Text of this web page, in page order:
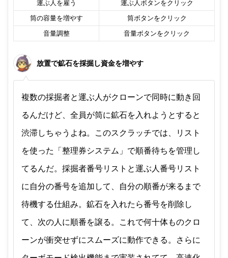
運ぶ人を雇う
運ぶ人ボタンをクリック
筒の容量を増やす
筒ボタンをクリック
音量調整
音量ボタンをクリック
放置で鉱石を採掘し資金を増やす
複数の採掘者と運ぶ人がクローンで同時に動き回
るんだけど、全員が筒に鉱石を入れようとすると
渋滞しちゃうよね。このスクラッチでは、リスト
を使った「整理券システム」で順番待ちを管理し
てるんだ。採掘者番号リストと運ぶ人番号リスト
に自分の番号を追加して、自分の順番が来るまで
待機する仕組み。鉱石を入れたら番号を削除し
て、次の人に順番を譲る。これで何十体ものクロ
ーンが衝突せずにスムーズに動作できる。さらに